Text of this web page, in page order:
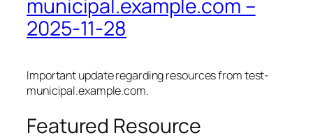
municipal.example.com –
2025-11-28
Important update regarding resources from test-
municipal.example.com.
Featured Resource